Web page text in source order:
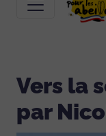
Vers la
par